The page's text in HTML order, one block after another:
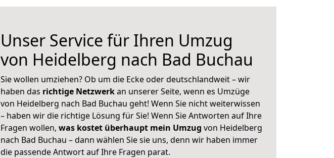
Unser Service für Ihren Umzug
von Heidelberg nach Bad Buchau
Sie wollen umziehen? Ob um die Ecke oder deutschlandweit – wir
haben das richtige Netzwerkan unserer Seite, wenn es Umzüge
von Heidelberg nach Bad Buchau geht! Wenn Sie nicht weiterwissen
– haben wir die richtige Lösung für Sie! Wenn Sie Antworten auf Ihre
Fragen wollen, was kostet überhaupt mein Umzug von Heidelberg
nach Bad Buchau – dann wählen Sie sie uns, denn wir haben immer
die passende Antwort auf Ihre Fragen parat.